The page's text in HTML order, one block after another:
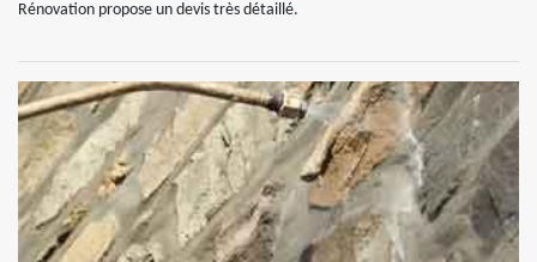
Rénovation propose un devis très détaillé.